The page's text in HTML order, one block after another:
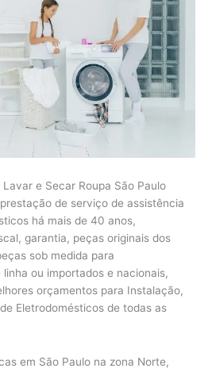
e Secar Roupa São Paulo
de serviço de assistência
há mais de 40 anos,
garantia, peças originais dos
sob medida para
ou importados e nacionais,
orçamentos para Instalação,
Eletrodomésticos de todas as
em São Paulo na zona Norte,